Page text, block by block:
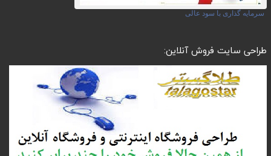
سرمایه گذاری با سود عالی
طراحی سایت فروش آنلاین: